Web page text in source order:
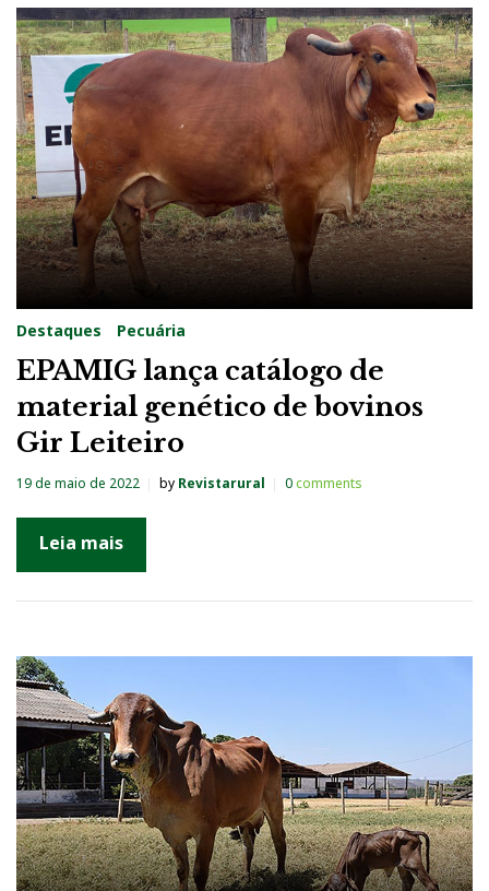
T
a
g
:
G
i
r
L
e
i
t
e
i
r
o
Destaques Pecuária
EPAMIG lança catálogo de
material genético de bovinos
Gir Leiteiro
19 de maio de 2022 by Revistarural 0comments
Leia mais